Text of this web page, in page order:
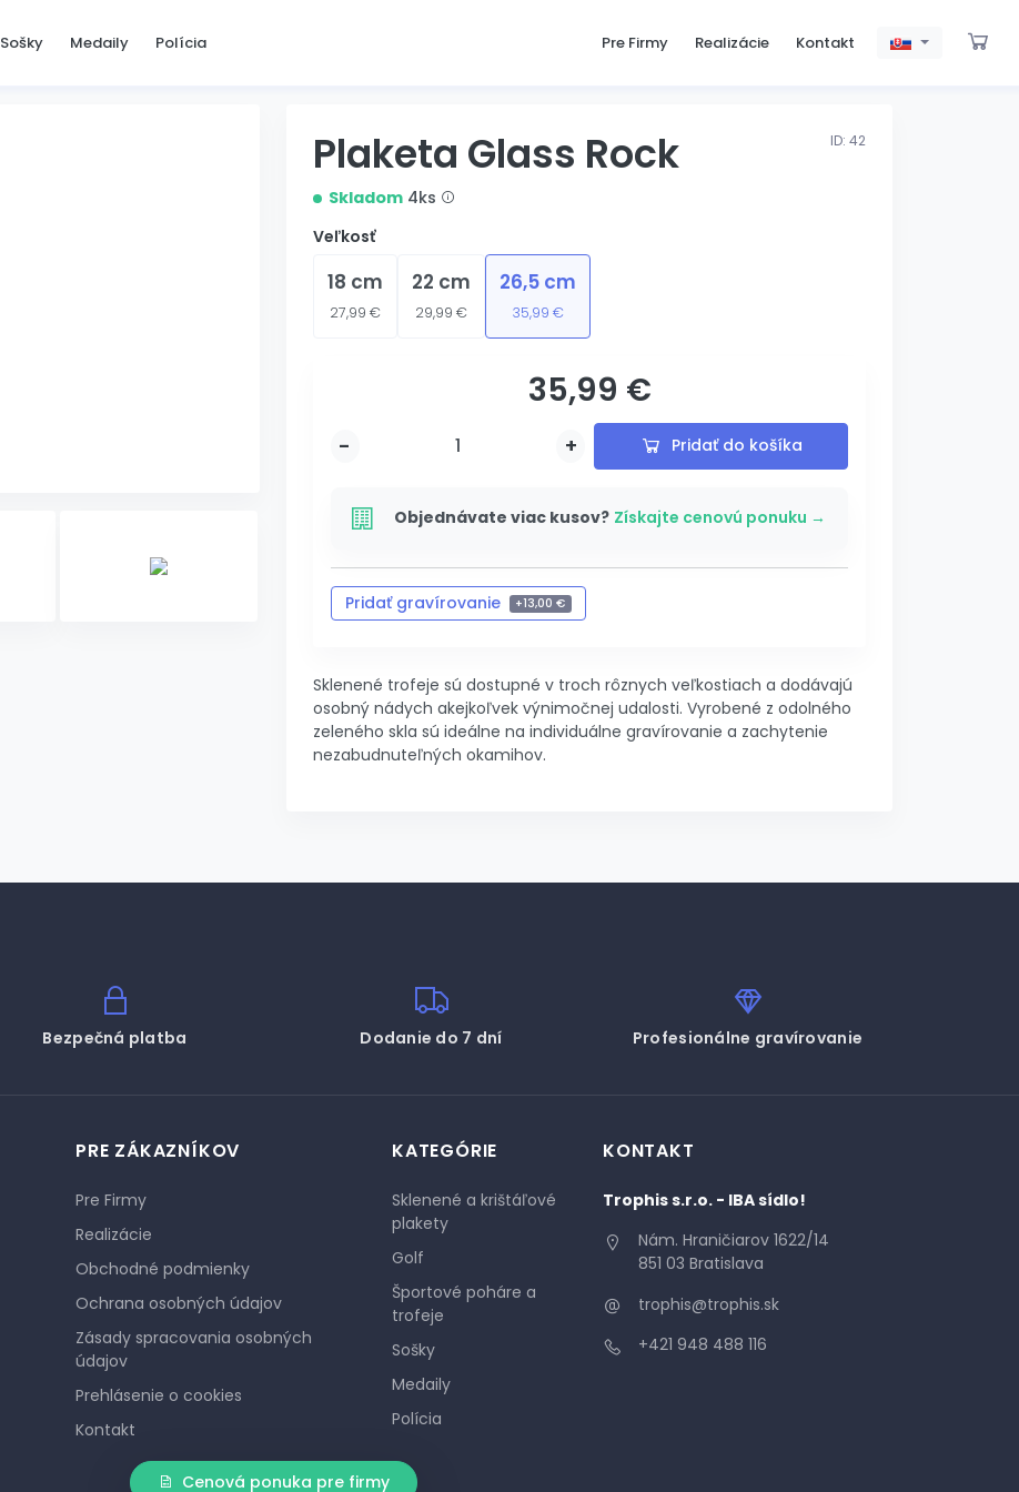
Sošky Medaily Polícia Pre Firmy Realizácie Kontakt
Plaketa Glass Rock ID: 42
Skladom 4ks
Veľkosť
18 cm
27,99 €
22 cm
29,99 €
26,5 cm
35,99 €
35,99 €
s gravírovaním
- +
Pridať do košíka
Pridávam...
Pridané
Objednávate viac kusov? Získajte cenovú ponuku →
Pridať gravírovanie +13,00 €
Zrušiť gravírovanie
Sklenené trofeje sú dostupné v troch rôznych veľkostiach a dodávajú
osobný nádych akejkoľvek výnimočnej udalosti. Vyrobené z odolného
zeleného skla sú ideálne na individuálne gravírovanie a zachytenie
nezabudnuteľných okamihov.
Bezpečná platba Dodanie do 7 dní Profesionálne gravírovanie
PRE ZÁKAZNÍKOV
Pre Firmy
Realizácie
Obchodné podmienky
Ochrana osobných údajov
Zásady spracovania osobných
údajov
Prehlásenie o cookies
Kontakt
KATEGÓRIE
Sklenené a krištáľové
plakety
Golf
Športové poháre a
trofeje
Sošky
Medaily
Polícia
KONTAKT
Trophis s.r.o. - IBA sídlo!
Nám. Hraničiarov 1622/14
851 03 Bratislava
trophis@trophis.sk
+421 948 488 116
Cenová ponuka pre firmy